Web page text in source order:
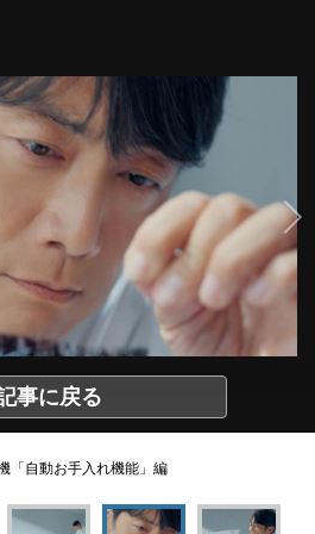
事に戻る
「自動お手入れ機能」編